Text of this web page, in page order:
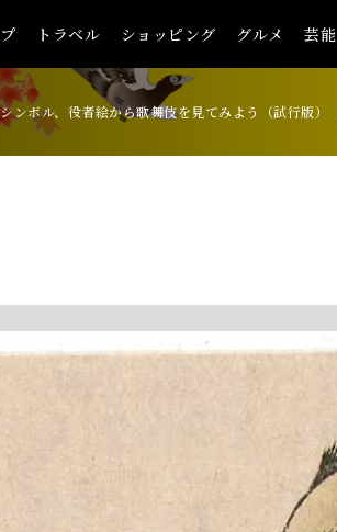
トラベル ショッピング グルメ 芸能
ンボル、役者絵から歌舞伎を見てみよう（試行版）